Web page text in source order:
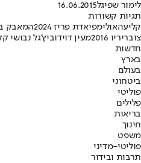
לימור שפיגל16.06.2015
תגיות קשורות
קליעהאולימפיאדת פריז 2024 המאבק
צובריריו 2016 מעין דוידוביץ'גל נבושי
חדשות
בארץ
בעולם
ביטחוני
פוליטי
פלילים
בריאות
חינוך
משפט
פוליטי-מדיני
תרבות ובידור